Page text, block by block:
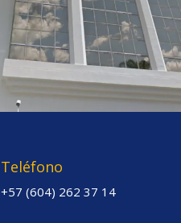
Teléfono
+57 (604) 262 37 14